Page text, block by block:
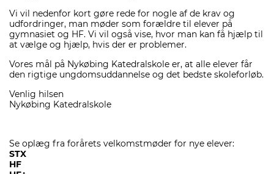
Vi vil nedenfor kort gøre rede for nogle af de krav og
udfordringer, man møder som forældre til elever på
gymnasiet og HF. Vi vil også vise, hvor man kan få hjælp til
at vælge og hjælp, hvis der er problemer.
Vores mål på Nykøbing Katedralskole er, at alle elever får
den rigtige ungdomsuddannelse og det bedste skoleforløb.
Venlig hilsen
Nykøbing Katedralskole
Se oplæg fra forårets velkomstmøder for nye elever:
STX
HF